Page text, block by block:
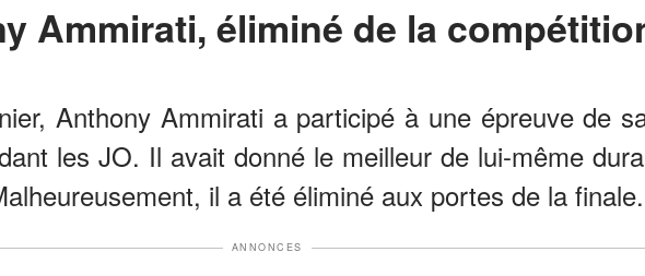
Ammirati, éliminé de la
Anthony Ammirati a participé à une épreuve de
les JO. Il avait donné le meilleur de lui-même
il a été éliminé aux portes de la finale.
ANNONCES